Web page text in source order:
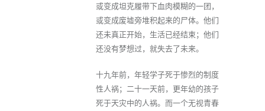
或变成坦克履带下血肉模糊的一团，
或变成废墟旁堆积起来的尸体。他们
还未真正开始，生活已经结束；他们
还没有梦想过，就失去了未来。
十九年前，年轻学子死于惨烈的制度
性人祸；二十一天前，更年幼的孩子
死于天灾中的人祸。而一个无视青春